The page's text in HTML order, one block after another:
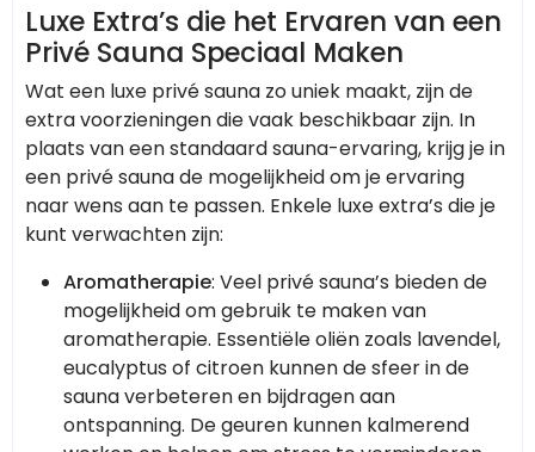
Luxe Extra’s die het Ervaren van een
Privé Sauna Speciaal Maken
Wat een luxe privé sauna zo uniek maakt, zijn de
extra voorzieningen die vaak beschikbaar zijn. In
plaats van een standaard sauna-ervaring, krijg je in
een privé sauna de mogelijkheid om je ervaring
naar wens aan te passen. Enkele luxe extra’s die je
kunt verwachten zijn:
Aromatherapie: Veel privé sauna’s bieden de
mogelijkheid om gebruik te maken van
aromatherapie. Essentiële oliën zoals lavendel,
eucalyptus of citroen kunnen de sfeer in de
sauna verbeteren en bijdragen aan
ontspanning. De geuren kunnen kalmerend